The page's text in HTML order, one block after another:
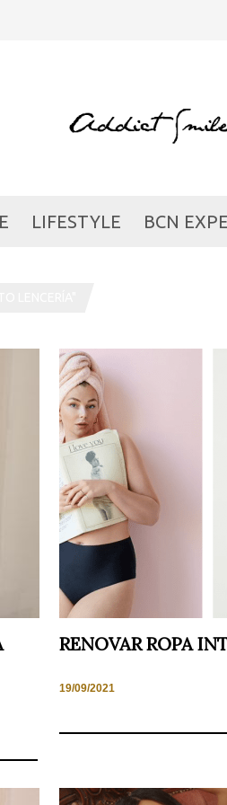
LIFESTYLE BCN
RENOVAR ROPA
19/09/2021